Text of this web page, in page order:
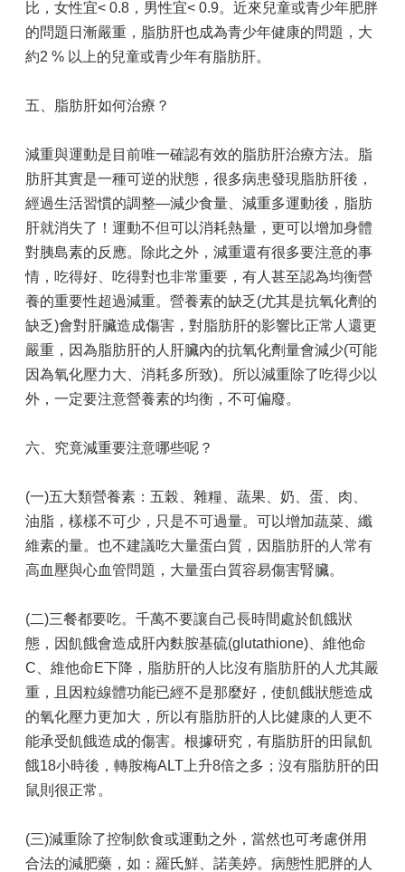
雙
月
刊
詞
彙
FAQ
陳
情
系
統
隱
私
權
及
安
政
策
資
通
安
政
策
目
標
宣
導
使
用
放
文
比，女性宜< 0.8，男性宜< 0.9。近來兒童或青少年肥胖
的問題日漸嚴重，脂肪肝也成為青少年健康的問題，大
約2 % 以上的兒童或青少年有脂肪肝。
五、脂肪肝如何治療？
減重與運動是目前唯一確認有效的脂肪肝治療方法。脂
肪肝其實是一種可逆的狀態，很多病患發現脂肪肝後，
經過生活習慣的調整—減少食量、減重多運動後，脂肪
肝就消失了！運動不但可以消耗熱量，更可以增加身體
對胰島素的反應。除此之外，減重還有很多要注意的事
情，吃得好、吃得對也非常重要，有人甚至認為均衡營
養的重要性超過減重。營養素的缺乏(尤其是抗氧化劑的
缺乏)會對肝臟造成傷害，對脂肪肝的影響比正常人還更
嚴重，因為脂肪肝的人肝臟內的抗氧化劑量會減少(可能
因為氧化壓力大、消耗多所致)。所以減重除了吃得少以
外，一定要注意營養素的均衡，不可偏廢。
六、究竟減重要注意哪些呢？
(一)五大類營養素：五榖、雜糧、蔬果、奶、蛋、肉、
油脂，樣樣不可少，只是不可過量。可以增加蔬菜、纖
維素的量。也不建議吃大量蛋白質，因脂肪肝的人常有
高血壓與心血管問題，大量蛋白質容易傷害腎臟。
(二)三餐都要吃。千萬不要讓自己長時間處於飢餓狀
態，因飢餓會造成肝內麩胺基硫(glutathione)、維他命
C、維他命E下降，脂肪肝的人比沒有脂肪肝的人尤其嚴
重，且因粒線體功能已經不是那麼好，使飢餓狀態造成
的氧化壓力更加大，所以有脂肪肝的人比健康的人更不
能承受飢餓造成的傷害。根據研究，有脂肪肝的田鼠飢
餓18小時後，轉胺梅ALT上升8倍之多；沒有脂肪肝的田
鼠則很正常。
(三)減重除了控制飲食或運動之外，當然也可考慮併用
合法的減肥藥，如：羅氏鮮、諾美婷。病態性肥胖的人